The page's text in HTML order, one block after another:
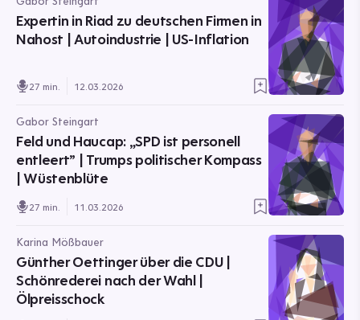
Expertin in Riad zu deutschen Firmen in
Nahost | Autoindustrie | US-Inflation
27 min. 12.03.2026
Gabor Steingart
Feld und Haucap: „SPD ist personell
entleert” | Trumps politischer Kompass
| Wüstenblüte
27 min. 11.03.2026
Karina Mößbauer
Günther Oettinger über die CDU |
Schönrederei nach der Wahl |
Ölpreisschock